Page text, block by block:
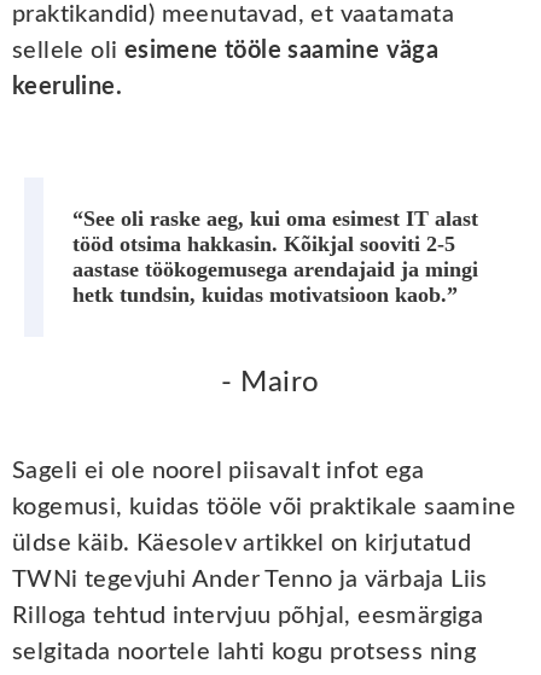
praktikandid) meenutavad, et vaatamata
sellele oli esimene tööle saamine väga
keeruline.
“See oli raske aeg, kui oma esimest IT alast
tööd otsima hakkasin. Kõikjal sooviti 2-5
aastase töökogemusega arendajaid ja mingi
hetk tundsin, kuidas motivatsioon kaob.”
- Mairo
Sageli ei ole noorel piisavalt infot ega
kogemusi, kuidas tööle või praktikale saamine
üldse käib. Käesolev artikkel on kirjutatud
TWNi tegevjuhi Ander Tenno ja värbaja Liis
Rilloga tehtud intervjuu põhjal, eesmärgiga
selgitada noortele lahti kogu protsess ning